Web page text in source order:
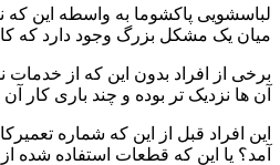
لباسشویی پاکشوما به واسطه این که
میان یک مشکل بزرگ وجود دارد که
برخی از افراد بدون این که از خدمات
آن ها نزدیک تر بوده و چند باری کار آن
این افراد قبل از این که شماره
آمد؟ یا این که قطعات استفاده